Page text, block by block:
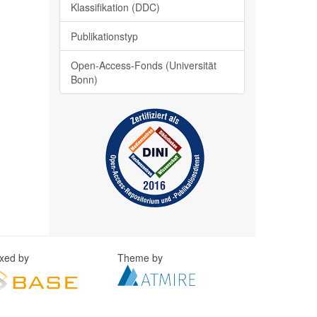
Klassifikation (DDC)
Publikationstyp
Open-Access-Fonds (Universität
Bonn)
by Theme by